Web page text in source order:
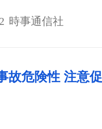
時事通信社
故危険性 注意促